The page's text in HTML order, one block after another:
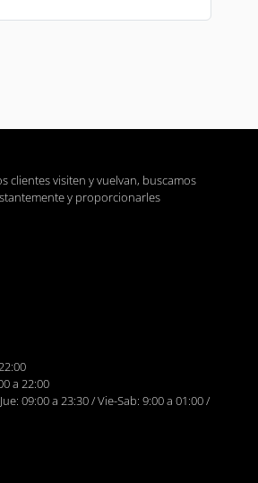
clientes visiten y vuelvan, buscamos
y proporcionarles
a 22:00
09:00 a 23:30 / Vie-Sab: 9:00 a 01:00 /